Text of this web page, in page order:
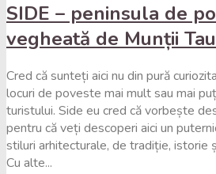
SIDE – peninsula de
vegheată de Munții
Cred că sunteți aici nu din pură
locuri de poveste mai mult sau mai
turistului. Side eu cred că vorbește
pentru că veți descoperi aici un
stiluri arhitecturale, de tradiție, istorie
Cu alte...